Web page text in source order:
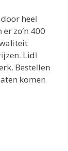
heel
zo’n 400
Lidl
Bestellen
komen